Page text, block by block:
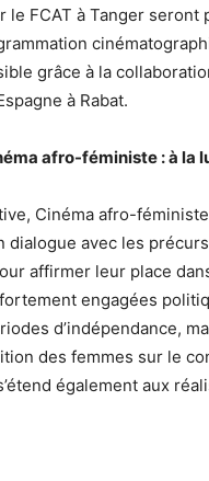
le FCAT à Tanger
grâce à la
à Rabat.
afro-féministe : à la
Cinéma afro-
dialogue avec les
affirmer leur place
engagées
d’indépendance,
des femmes sur le
également aux